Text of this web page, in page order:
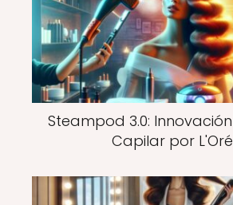
Steampod 3.0:
Capilar por